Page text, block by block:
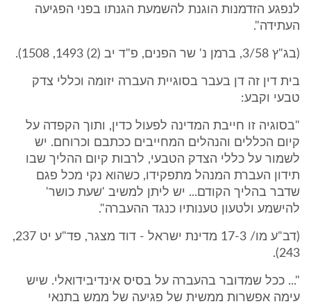
לנפגע הזדמנות הוגנת להשמעת הגנתו בפני הפגיעה
העתידה".
(בג"ץ 3/58, ברמן נ' שר הפנים, פ"ד יב (2) 1493, 1508).
בית דין זה דן בעבר בסוגיית העברה יזומה וכללי צדק
טבעי וקבע:
"בסוגיה זו חייבת המדינה לפעול כדין, ותוך הקפדה על
קיום הכללים והנהלים המחייבים ככתבם וכרוחם. יש
לשמור על כללי הצדק הטבעי, לרבות קיום ההליך שבו
תידון העברת המנהל מתפקידו, כשהוא נקי מכל פגם
שדבר בהליך הקודם... יש ליתן למשיב 'שעת כושר'
להישמע ולטעון טענותיו כנגד ההעברה".
(דב"ע מו/ 17-3 מדינת ישראל - דוד מצגר, פד"ע יט 237,
243).
"... ככל שמדובר בהעברה על בסיס אינדיבידואלי. שיש
עימה אפשרות ממשית של פגיעה של ממש בתנאי